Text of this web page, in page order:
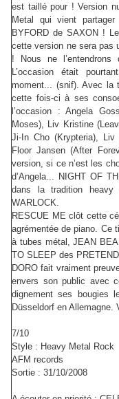
est taillé pour ! Version
Metal qui vient
BYFORD de SAXON !
cette version ne sera pas
! Nous ne
L’occasion était
moment... (snif). Avec la
cette fois-ci à ses
l’occasion : Angela
Moses), Liv Kristine
Ji-In Cho (Krypteria),
Floor Jansen (After
version, si ce n’est les
d’Angela... NIGHT OF
dans la tradition heavy
WARLOCK.
RESCUE ME clôt cette
agrémentée de piano. Ce
à tubes métal, JEAN
TO SLEEP des
DORO fait vraiment
envers son public avec
dignement ses bougies
Düsseldorf en Allemagne.
7/10
Style : Heavy Metal Rock
AFM records
Sortie : 31/10/2008